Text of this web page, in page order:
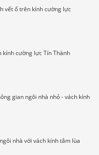
vết ố trên kính cường lực
kính cường lực Tín Thành
gian ngôi nhà nhỏ - vách kính
nhà với vách kính tắm lùa